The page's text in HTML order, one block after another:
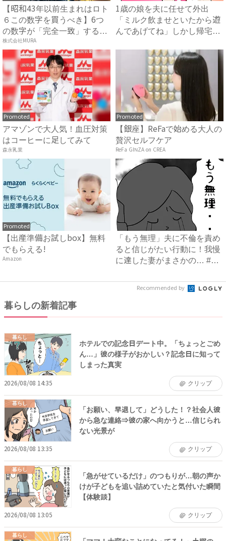
【昭和43年以前生まれはロト
６この数字を買うべき】6つ
の数字が「完全一致」する
方...
株式会社MURA
1歳の娘を夫に任せて外出
「ミルク飲ませといたから遊
んであげてね」しかし帰宅後
Promoted
アマゾンで大人気！血圧対策
はコーヒーに足してみて
森永乳業
Promoted
【銀座】ReFaで始める大人の
贅沢セルフケア
ReFa GINZA on CREA
Promoted
【出産準備お試しbox】無料
でもらえる!
Amazon
「もう無理」夫に不倫を責め
ると信じがたい行動に！我慢
に達した妻がまさかの… #
Recommended by
暮らしの新着記事
暮らし
ホテルでの記念日デート中。「ちょっとごめ
ん…」彼の様子がおかしい？記念日に知って
しまった真実
2026/08/08 14:35 クリップ
暮らし
「お願い、早退して」どうした！？社会人彼
から急な連絡⇒彼の家へ向かうと…信じられ
ない光景が
2026/08/08 13:35 クリップ
暮らし
「急がせているだけ」のつもりが…朝の声か
けが子どもを追い詰めていたと気付いた瞬間
【体験談】
2026/08/08 13:05 クリップ
暮らし